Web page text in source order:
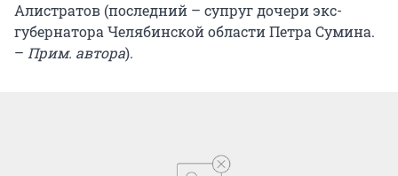
Алистратов (последний – супруг дочери экс-
губернатора Челябинской области Петра Сумина.
– Прим. автора).